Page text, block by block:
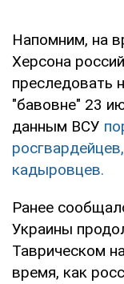
Напомним, на
Херсона
преследовать
"бавовне" 23
данным ВСУ
кадыровцев.
Ранее
Украины
Таврическом
время, как